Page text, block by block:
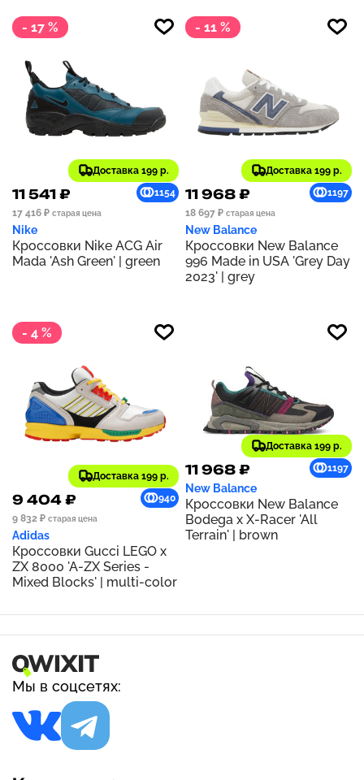
- 17 %
Доставка 199 р.
11 541 ₽
1154
17 416 ₽ старая цена
Nike
Кроссовки Nike ACG Air
Mada 'Ash Green' | green
- 11 %
Доставка 199 р.
11 968 ₽
1197
18 697 ₽ старая цена
New Balance
Кроссовки New Balance
996 Made in USA 'Grey Day
2023' | grey
- 4 %
Доставка 199 р.
9 404 ₽
940
9 832 ₽ старая цена
Adidas
Кроссовки Gucci LEGO x
ZX 8000 'A-ZX Series -
Mixed Blocks' | multi-color
Доставка 199 р.
11 968 ₽ 1197
New Balance
Кроссовки New Balance
Bodega x X-Racer 'All
Terrain' | brown
Мы в соцсетях: